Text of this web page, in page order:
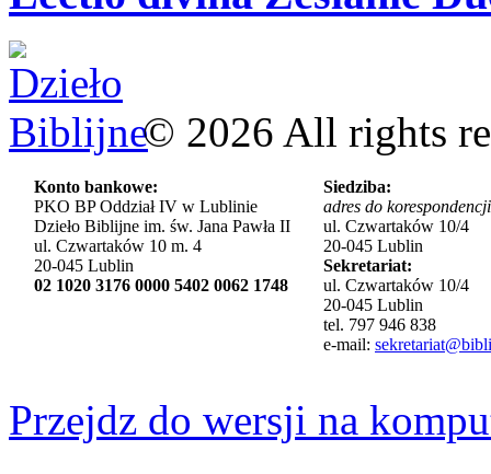
© 2026 All rights
Konto bankowe:
PKO BP Oddział IV w Lublinie
Dzieło Biblijne im. św. Jana Pawła II
ul. Czwartaków 10 m. 4
20-045 Lublin
02 1020 3176 0000 5402 0062 1748
Siedziba:
adres do
ul. Czwartaków 10/4
20-045 Lublin
Sekretariat:
ul. Czwartaków 10/4
20-045 Lublin
tel. 797 946 838
e-mail:
Przejdz do wersji na